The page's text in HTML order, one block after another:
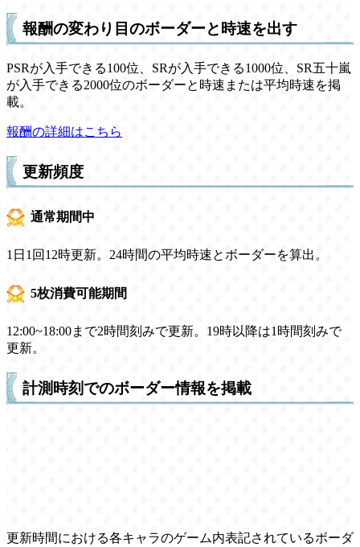
報酬の変わり目のボーダーと時速を出す
PSRが入手できる100位、SRが入手できる1000位、SR五十嵐
が入手できる2000位のボーダーと時速または平均時速を掲
載。
報酬の詳細はこちら
更新頻度
通常期間中
1日1回12時更新。24時間の平均時速とボーダーを算出。
5枚消費可能期間
12:00~18:00まで2時間刻みで更新。19時以降は1時間刻みで
更新。
計測時刻でのボーダー情報を掲載
更新時間における各キャラのゲーム内表記されているボーダ